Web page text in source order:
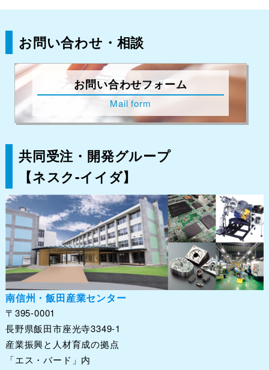
お問い合わせ・相談
お問い合わせフォーム
Mail form
共同受注・開発グループ
【ネスク-イイダ】
南信州・飯田産業センター
〒395-0001
長野県飯田市座光寺3349-1
産業振興と人材育成の拠点
「エス・バード」内